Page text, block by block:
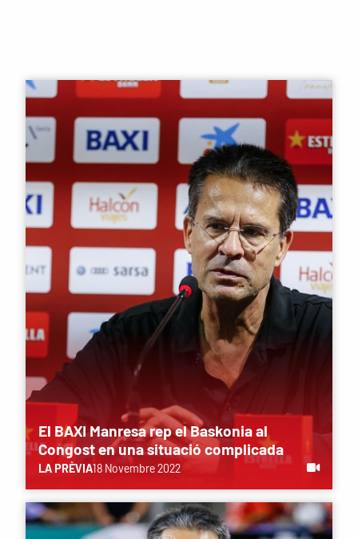
El BAXI Manresa rep el Baskonia al
Congost en una situació complicada
LA PRÈVIA18 Novembre 2022